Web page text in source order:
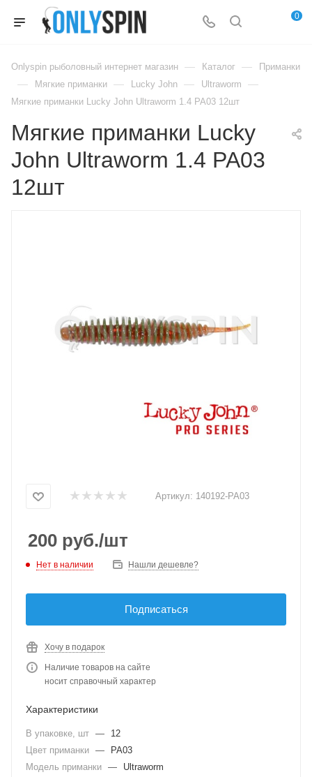
0
Onlyspin рыболовный интернет магазин — Каталог — Приманки
— Мягкие приманки — Lucky John — Ultraworm —
Мягкие приманки Lucky John Ultraworm 1.4 PA03 12шт
Мягкие приманки Lucky
John Ultraworm 1.4 PA03
12шт
Артикул: 140192-PA03
200 руб./шт
Нет в наличии Нашли дешевле?
Подписаться
Хочу в подарок
Наличие товаров на сайте
носит справочный характер
Характеристики
В упаковке, шт —
12
Цвет приманки —
PA03
Модель приманки —
Ultraworm